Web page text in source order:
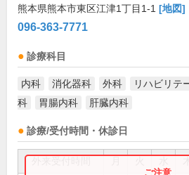
熊本県熊本市東区江津1丁目1-1 [地図]
096-363-7771
診療科目
内科 消化器科 外科 リハビリテ
科
胃腸内科 肝臓内科
診療/受付時間・休診日